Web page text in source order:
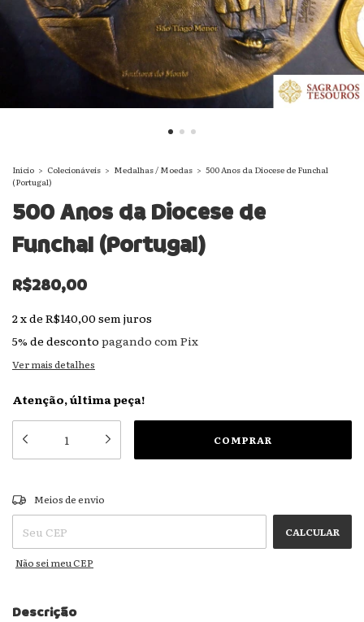
Início > Colecionáveis > Medalhas / Moedas > 500 Anos da Diocese de Funchal
(Portugal)
500 Anos da Diocese de
Funchal (Portugal)
R$280,00
2xde R$140,00 sem juros
5% de desconto pagando com Pix
Ver mais detalhes
Atenção, última peça!
Entregas para o CEP:
Meios de envio
CALCULAR
Não sei meu CEP
Descrição